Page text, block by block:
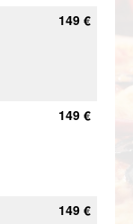
149 €
149 €
149 €